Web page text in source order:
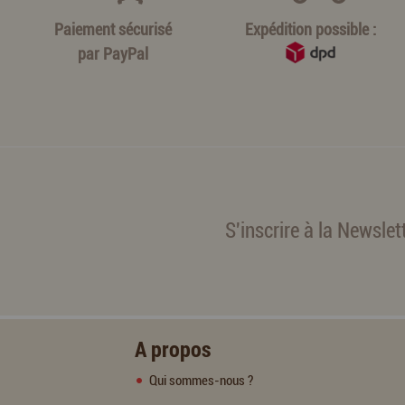
Paiement sécurisé
par PayPal
Expédition possible :
S'inscrire à la
A propos
Qui sommes-nous ?